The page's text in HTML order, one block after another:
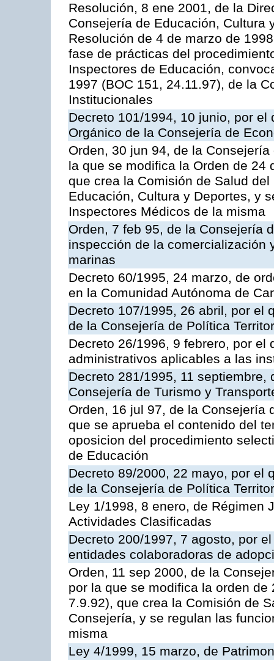
Resolución, 8 ene 2001, de la
Consejería de Educación, Cultura
Resolución de 4 de marzo de
fase de prácticas del
Inspectores de Educación,
1997 (BOC 151, 24.11.97), de la
Institucionales
Decreto 101/1994, 10 junio, por
Orgánico de la Consejería de
Orden, 30 jun 94, de la
la que se modifica la Orden de 24
que crea la Comisión de Salud
Educación, Cultura y Deportes, y
Inspectores Médicos de la misma
Orden, 7 feb 95, de la Consejería
inspección de la comercialización
marinas
Decreto 60/1995, 24 marzo, de
en la Comunidad Autónoma de
Decreto 107/1995, 26 abril, por el
de la Consejería de Política
Decreto 26/1996, 9 febrero, por
administrativos aplicables a las
Decreto 281/1995, 11
Consejería de Turismo y
Orden, 16 jul 97, de la Consejería
que se aprueba el contenido del
oposicion del procedimiento
de Educación
Decreto 89/2000, 22 mayo, por el
de la Consejería de Política
Ley 1/1998, 8 enero, de Régimen
Actividades Clasificadas
Decreto 200/1997, 7 agosto, por
entidades colaboradoras de
Orden, 11 sep 2000, de la
por la que se modifica la orden
7.9.92), que crea la Comisión de
Consejería, y se regulan las
misma
Ley 4/1999, 15 marzo, de